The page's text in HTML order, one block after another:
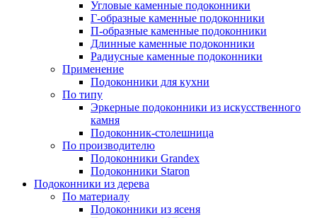
Угловые каменные подоконники
Г-образные каменные подоконники
П-образные каменные подоконники
Длинные каменные подоконники
Радиусные каменные подоконники
Применение
Подоконники для кухни
По типу
Эркерные подоконники из искусственного
камня
Подоконник-столешница
По производителю
Подоконники Grandex
Подоконники Staron
Подоконники из дерева
По материалу
Подоконники из ясеня